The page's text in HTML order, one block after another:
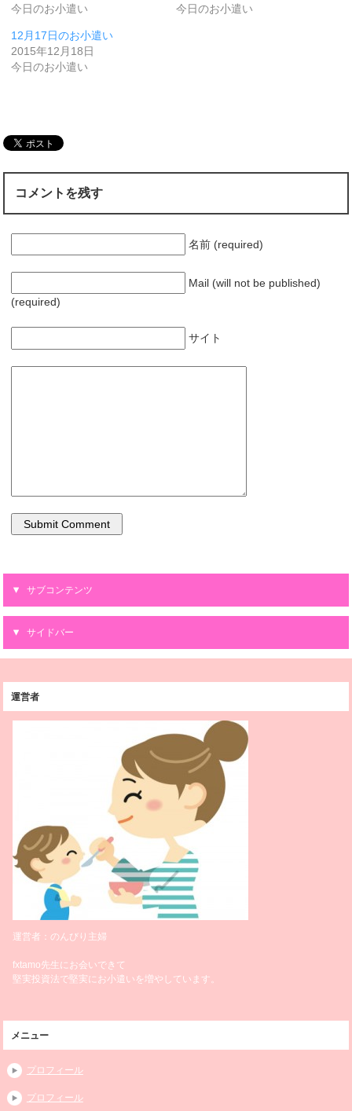
今日のお小遣い
今日のお小遣い
12月17日のお小遣い
2015年12月18日
今日のお小遣い
コメントを残す
名前 (required)
Mail (will not be published)
(required)
サイト
サブコンテンツ
サイドバー
運営者
運営者：のんびり主婦
fxtamo先生にお会いできて
堅実投資法で堅実にお小遣いを増やしています。
メニュー
プロフィール
プロフィール